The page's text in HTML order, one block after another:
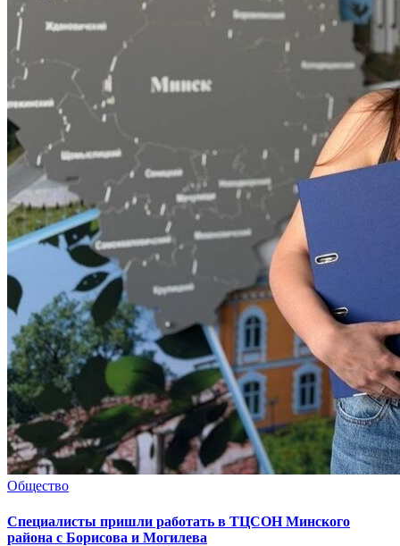
Общество
Специалисты пришли работать в ТЦСОН Минского
района с Борисова и Могилева